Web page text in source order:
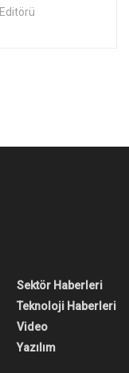
Sektör Haberleri
Teknoloji Haberleri
Video
Yazılım